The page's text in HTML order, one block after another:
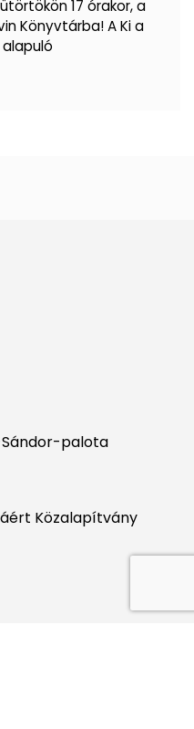
17 órakor, a
Könyvtárba! A Ki a
Sándor-palota
Közalapítvány